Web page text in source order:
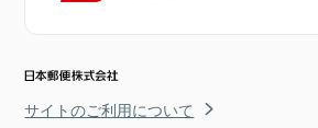
サイトのご利用について